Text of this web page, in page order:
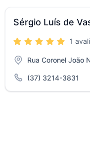
Sérgio Luís de
1
Rua Coronel João
(37) 3214-3831